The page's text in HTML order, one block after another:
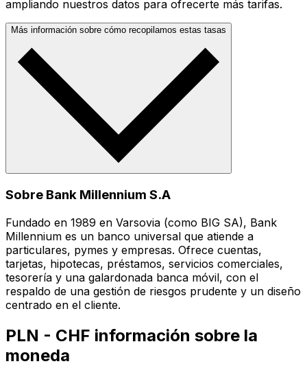
ampliando nuestros datos para ofrecerte más tarifas.
Más información sobre cómo recopilamos estas tasas
Sobre Bank Millennium S.A
Fundado en 1989 en Varsovia (como BIG SA), Bank
Millennium es un banco universal que atiende a
particulares, pymes y empresas. Ofrece cuentas,
tarjetas, hipotecas, préstamos, servicios comerciales,
tesorería y una galardonada banca móvil, con el
respaldo de una gestión de riesgos prudente y un diseño
centrado en el cliente.
PLN - CHF información sobre la
moneda